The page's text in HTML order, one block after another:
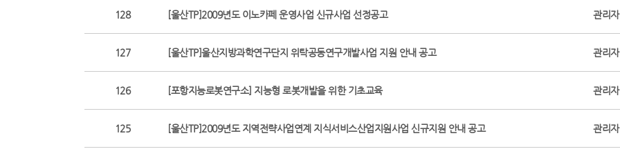
128 [울산TP]2009년도 이노카페 운영사업 신규사업 선정공고 관리자
127 [울산TP]울산지방과학연구단지 위탁공동연구개발사업 지원 안내 공고 관리자
126 [포항지능로봇연구소] 지능형 로봇개발을 위한 기초교육 관리자
125 [울산TP]2009년도 지역전략사업연계 지식서비스산업지원사업 신규지원 안내 공고 관리자